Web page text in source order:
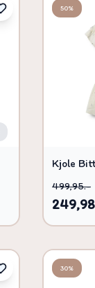
50%
Kjole
499,95.-
30%